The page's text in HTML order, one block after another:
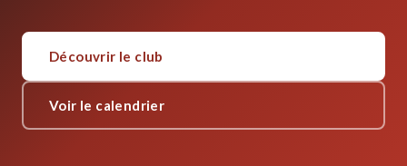
Découvrir le club
Voir le calendrier